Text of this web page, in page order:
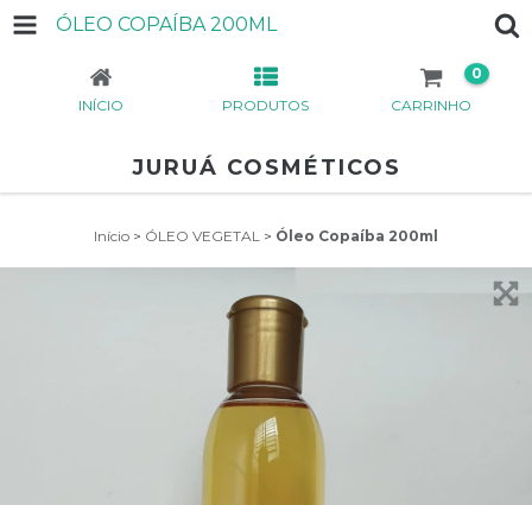
ÓLEO COPAÍBA 200ML
INÍCIO PRODUTOS CARRINHO
0
JURUÁ COSMÉTICOS
Início > ÓLEO VEGETAL > Óleo Copaíba 200ml